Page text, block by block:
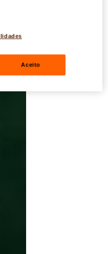
Aceito